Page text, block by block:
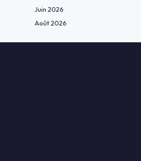
Juin 2026
Août 2026